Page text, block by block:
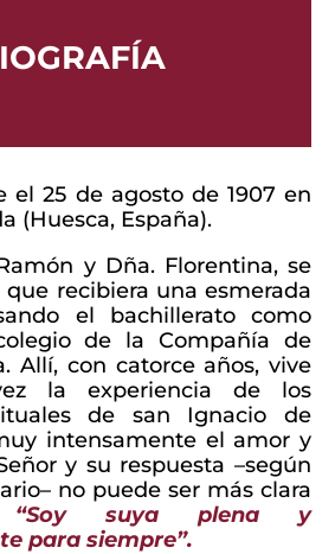
el 25 de agosto de 1907 en
(Huesca, España).
y Dña. Florentina, se
recibiera una esmerada
el bachillerato como
de la Compañía de
Allí, con catorce años, vive
la experiencia de los
de san Ignacio de
intensamente el amor y
y su respuesta –según
no puede ser más clara
“Soy suya plena y
para siempre”.